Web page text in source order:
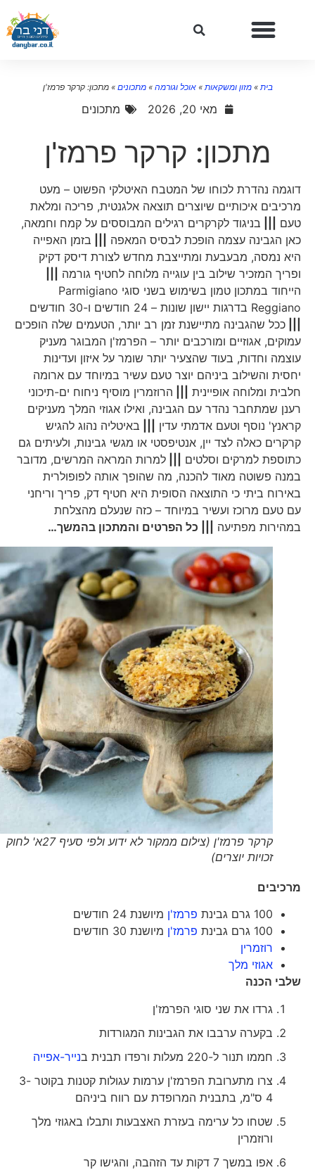
»מזון ומשקאות»אוכל וגורמה»מתכונים»מתכון: קרקר פרמז'ן
מאי 20, 2026 מתכונים
מתכון: קרקר פרמז'ן
דוגמה נהדרת לכוחו של המטבח האיטלקי הפשוט – מעט
מרכיבים איכותיים שיוצרים תוצאה אלגנטית, פריכה ומלאת
טעם|||
בניגוד לקרקרים רגילים המבוססים על קמח וחמאה,
כאן הגבינה עצמה הופכת לבסיס המאפה|||
בזמן האפייה
היא נמסה, מבעבעת ומתייצבת מחדש לצורת דיסק דקיק
ופריך המזכיר שילוב בין עוגייה מלוחה לחטיף גורמה|||
הייחוד במתכון טמון בשימוש בשני סוגי Parmigiano
Reggiano בדרגות יישון שונות – 24 חודשים ו-30 חודשים
ככל שהגבינה מתיישנת זמן רב יותר, הטעמים שלה הופכים
עמוקים, אגוזיים ומורכבים יותר – הפרמז'ן המבוגר מעניק
עוצמה וחדות, בעוד שהצעיר יותר שומר על איזון ועדינות
יחסית והשילוב ביניהם יוצר טעם עשיר במיוחד עם ארומה
חלבית ומלוחה אופיינית|||
הרוזמרין מוסיף ניחוח ים-תיכוני
רענן שמתחבר נהדר עם הגבינה, ואילו אגוזי המלך מעניקים
קראנץ' נוסף וטעם אדמתי עדין|||
באיטליה נהוג להגיש
קרקרים כאלה לצד יין, אנטיפסטי או מגשי גבינות, ולעיתים גם
כתוספת למרקים וסלטים|||
למרות המראה המרשים, מדובר
במנה פשוטה מאוד להכנה, מה שהופך אותה לפופולרית
באירוח ביתי כי התוצאה הסופית היא חטיף דק, פריך וריחני
עם טעם מרוכז ועשיר במיוחד – כזה שנעלם מהצלחת
במהירות מפתיעה||| כל הפרטים והמתכון בהמשך…
קרקר פרמז'ן (צילום ממקור לא ידוע ולפי סעיף 27א' לחוק
זכויות יוצרים)
מרכיבים
100 גרם גבינת
פרמז'ןמיושנת 24 חודשים
100 גרם גבינת
פרמז'ןמיושנת 30 חודשים
רוזמרין
אגוזי מלך
שלבי הכנה
גרדו את שני סוגי הפרמז'ן
בקערה ערבבו את הגבינות המגורדות
חממו תנור ל-220 מעלות ורפדו תבנית ב
נייר-אפייה
צרו מתערובת הפרמז'ן ערמות עגולות קטנות בקוטר 3-
שטחו כל ערימה בעזרת האצבעות ותבלו באגוזי מלך
ורוזמרין
אפו במשך 7 דקות עד הזהבה, והגישו קר